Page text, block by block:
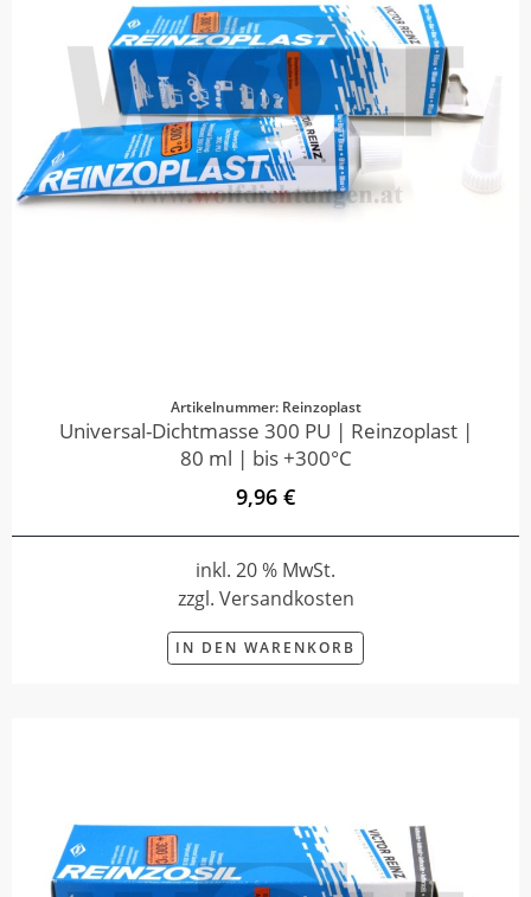
Artikelnummer: Reinzoplast
Universal-Dichtmasse 300 PU | Reinzoplast |
80 ml | bis +300°C
9,96 €
inkl. 20 % MwSt.
zzgl. Versandkosten
IN DEN WARENKORB